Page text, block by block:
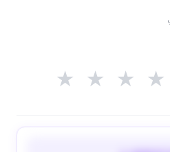
★ ★ ★ ★